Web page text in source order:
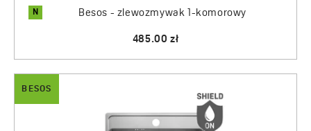
N Besos - zlewozmywak 1-komorowy
485.00 zł
BESOS